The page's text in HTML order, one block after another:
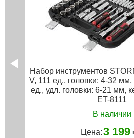
Набор инструментов
V, 111 ед., головки: 4-32
ед., удл. головки: 6-21 мм,
ET-8111
В наличии
Цена:3 199